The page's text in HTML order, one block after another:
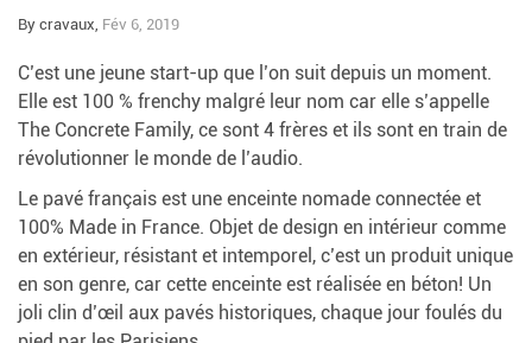
By cravaux, Fév 6, 2019
C’est une jeune start-up que l’on suit depuis un moment.
Elle est 100 % frenchy malgré leur nom car elle s’appelle
The Concrete Family, ce sont 4 frères et ils sont en train de
révolutionner le monde de l’audio.
Le pavé français est une enceinte nomade connectée et
100% Made in France. Objet de design en intérieur comme
en extérieur, résistant et intemporel, c’est un produit unique
en son genre, car cette enceinte est réalisée en béton! Un
joli clin d’œil aux pavés historiques, chaque jour foulés du